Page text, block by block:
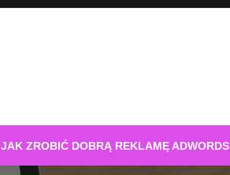
JAK ZROBIĆ DOBRĄ REKLAMĘ ADWORDS